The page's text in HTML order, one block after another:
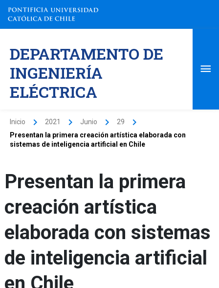
contenido
DEPARTAMENTO DE
INGENIERÍA
ELÉCTRICA
Inicio 2021 Junio
29
Presentan la primera creación artística elaborada con
sistemas de inteligencia artificial en Chile
Presentan la primera
creación artística
elaborada con sistemas
de inteligencia artificial